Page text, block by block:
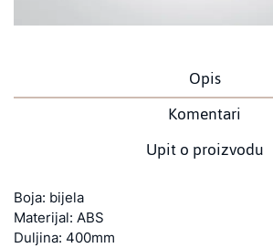
Opis
Komentari
Upit o proizvodu
Boja: bijela
Materijal: ABS
Duljina: 400mm